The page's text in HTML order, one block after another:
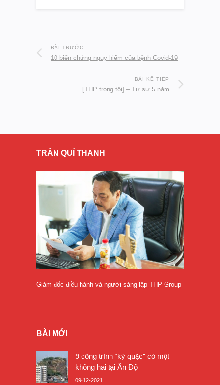
BÀI TRƯỚC
10 biến chứng nguy hiểm của bệnh Covid-19
BÀI KẾ TIẾP
[THP trong tôi] – Tự sự 5 năm
TRẦN QUÍ THANH
Giám đốc điều hành và người sáng lập THP Group
BÀI MỚI
9 công trình “kỳ quặc” có một
không hai tại Ấn Độ
09-12-2021